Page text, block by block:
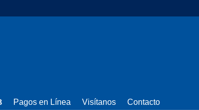
Pagos en Línea Visítanos Contacto